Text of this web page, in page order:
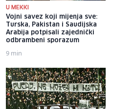
U MEKKI
Vojni savez koji mijenja sve:
Turska, Pakistan i Saudijska
Arabija potpisali zajednički
odbrambeni sporazum
9 min